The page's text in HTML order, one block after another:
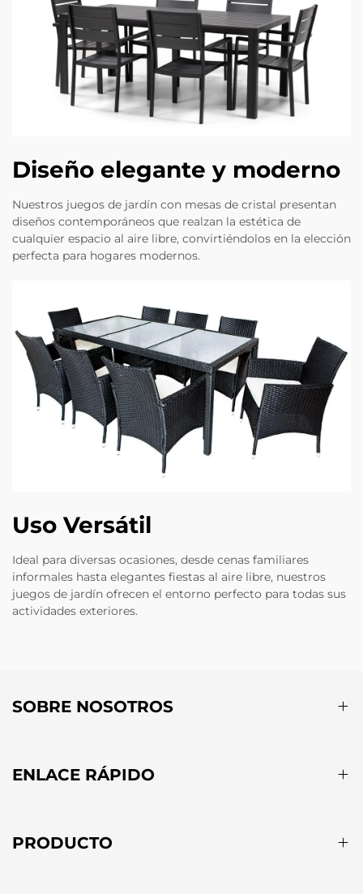
Diseño elegante y moderno
Nuestros juegos de jardín con mesas de cristal presentan
diseños contemporáneos que realzan la estética de
cualquier espacio al aire libre, convirtiéndolos en la elección
perfecta para hogares modernos.
Uso Versátil
Ideal para diversas ocasiones, desde cenas familiares
informales hasta elegantes fiestas al aire libre, nuestros
juegos de jardín ofrecen el entorno perfecto para todas sus
actividades exteriores.
SOBRE NOSOTROS
ENLACE RÁPIDO
PRODUCTO